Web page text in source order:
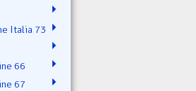
Italia 73
66
67